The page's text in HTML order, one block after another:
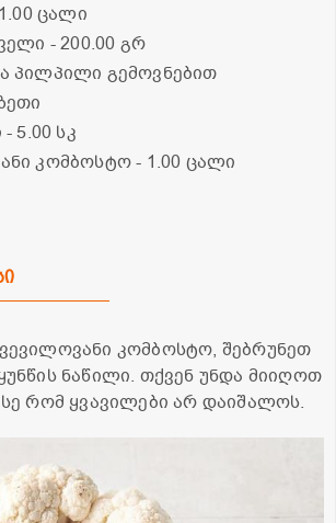
ცალი
- 200.00 გრ
პილპილი გემოვნებით
- 5.00 სკ
კომბოსტო- 1.00 ცალი
კომბოსტო, შებრუნეთ
ნაწილი. თქვენ უნდა მიიღოთ
რომ ყვავილები არ დაიშალოს.